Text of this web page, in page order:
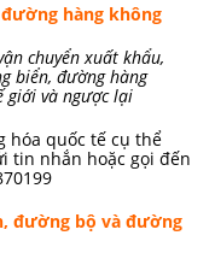
hàng không
chuyển xuất khẩu,
biển, đường hàng
giới và ngược lại
hóa quốc tế cụ thể
tin nhắn hoặc gọi đến
đường bộ và đường